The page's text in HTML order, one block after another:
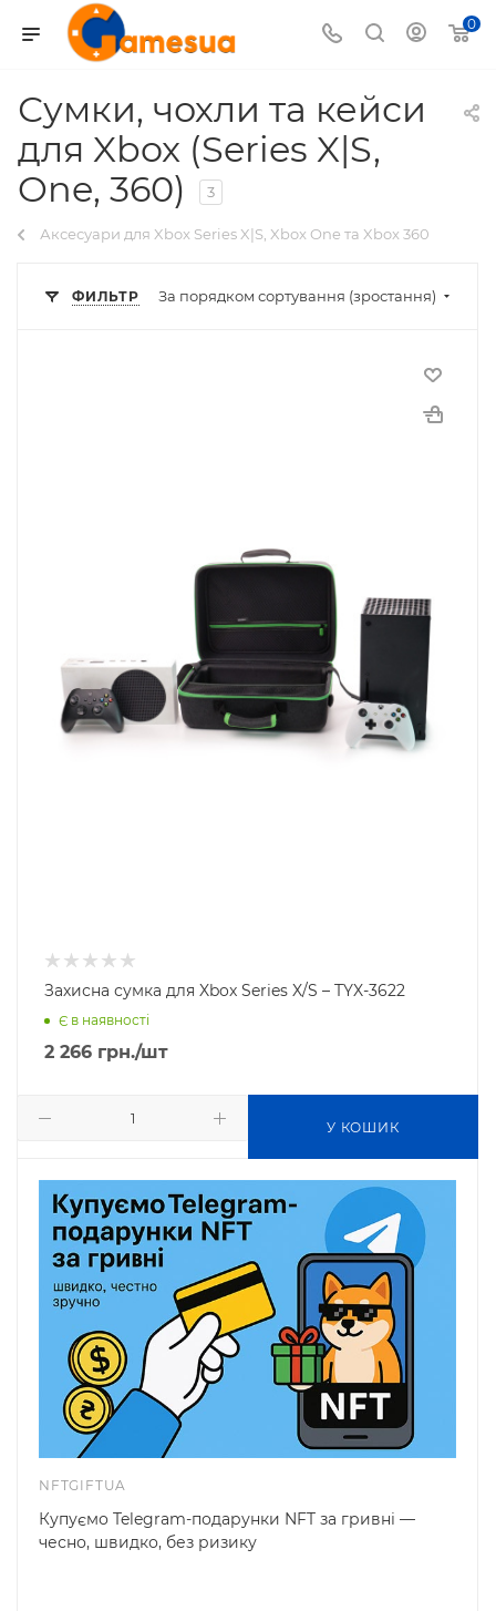
0
Сумки, чохли та кейси
для Xbox (Series X|S,
One, 360)
3
Аксесуари для Xbox Series X|S, Xbox One та Xbox 360
ФИЛЬТР За порядком сортування (зростання)
Захисна сумка для Xbox Series X/S – TYX-3622
Є в наявності
2 266 грн./шт
У КОШИК
NFTGIFTUA
Купуємо Telegram-подарунки NFT за гривні —
чесно, швидко, без ризику